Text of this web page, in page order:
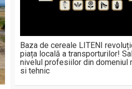
Baza de cereale LITENI
piața locală a transporturilor!
nivelul profesiilor din domeniul
si tehnic